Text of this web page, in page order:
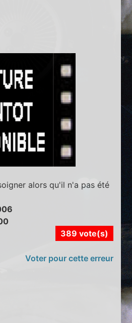
alors qu'il n'a pas été
389 vote(s)
Voter pour cette erreur